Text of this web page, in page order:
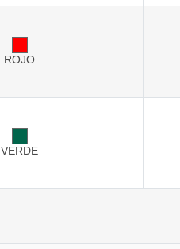
ROJO
VERDE